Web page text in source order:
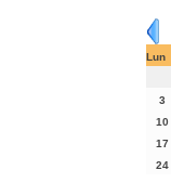
Lun
3
10
17
24